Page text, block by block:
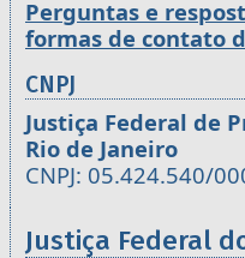
Perguntas e
formas de contato
CNPJ
Justiça Federal de
Rio de Janeiro
CNPJ: 05.424.540/
Justiça Federal